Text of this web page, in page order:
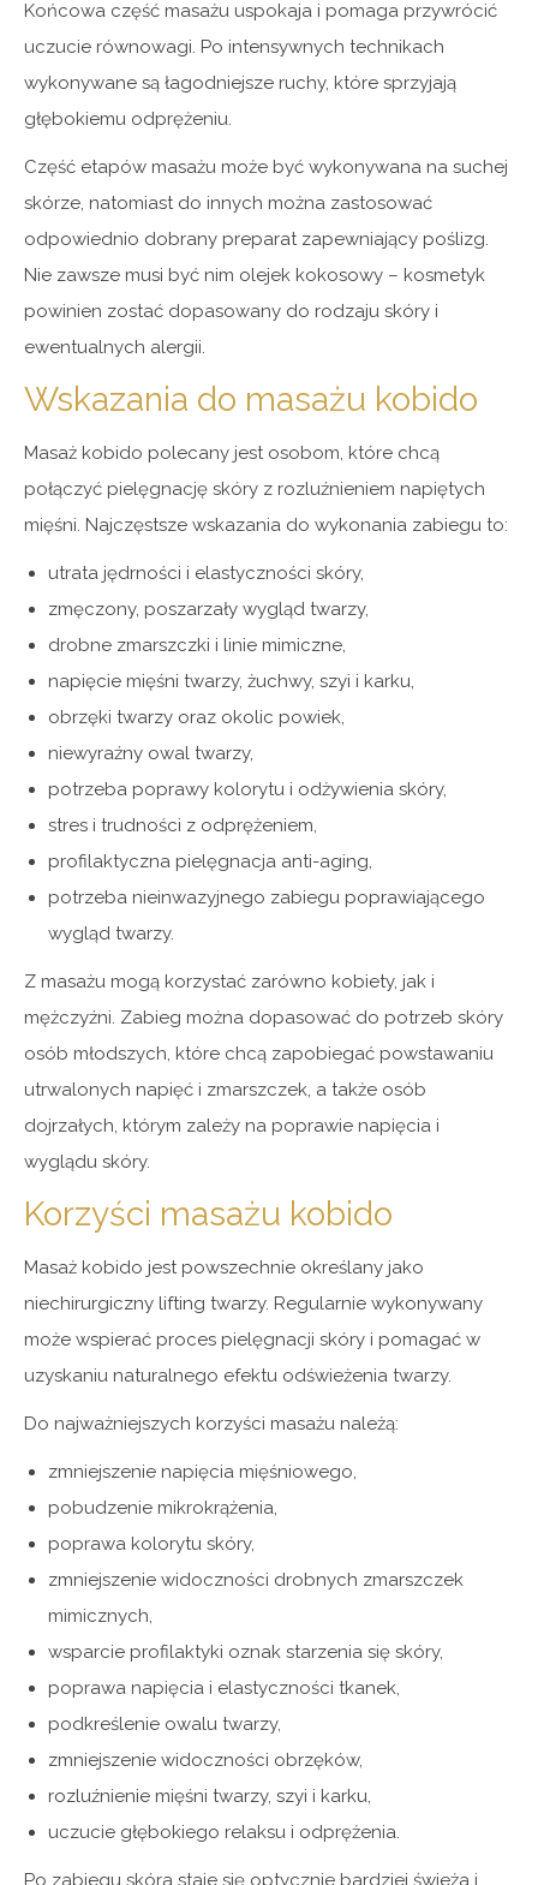
Końcowa część masażu uspokaja i pomaga przywrócić
uczucie równowagi. Po intensywnych technikach
wykonywane są łagodniejsze ruchy, które sprzyjają
głębokiemu odprężeniu.
Część etapów masażu może być wykonywana na suchej
skórze, natomiast do innych można zastosować
odpowiednio dobrany preparat zapewniający poślizg.
Nie zawsze musi być nim olejek kokosowy – kosmetyk
powinien zostać dopasowany do rodzaju skóry i
ewentualnych alergii.
Wskazania do masażu kobido
Masaż kobido polecany jest osobom, które chcą
połączyć pielęgnację skóry z rozluźnieniem napiętych
mięśni. Najczęstsze wskazania do wykonania zabiegu to:
utrata jędrności i elastyczności skóry,
zmęczony, poszarzały wygląd twarzy,
drobne zmarszczki i linie mimiczne,
napięcie mięśni twarzy, żuchwy, szyi i karku,
obrzęki twarzy oraz okolic powiek,
niewyraźny owal twarzy,
potrzeba poprawy kolorytu i odżywienia skóry,
stres i trudności z odprężeniem,
profilaktyczna pielęgnacja anti-aging,
potrzeba nieinwazyjnego zabiegu poprawiającego
wygląd twarzy.
Z masażu mogą korzystać zarówno kobiety, jak i
mężczyźni. Zabieg można dopasować do potrzeb skóry
osób młodszych, które chcą zapobiegać powstawaniu
utrwalonych napięć i zmarszczek, a także osób
dojrzałych, którym zależy na poprawie napięcia i
wyglądu skóry.
Korzyści masażu kobido
Masaż kobido jest powszechnie określany jako
niechirurgiczny lifting twarzy. Regularnie wykonywany
może wspierać proces pielęgnacji skóry i pomagać w
uzyskaniu naturalnego efektu odświeżenia twarzy.
Do najważniejszych korzyści masażu należą:
zmniejszenie napięcia mięśniowego,
pobudzenie mikrokrążenia,
poprawa kolorytu skóry,
zmniejszenie widoczności drobnych zmarszczek
mimicznych,
wsparcie profilaktyki oznak starzenia się skóry,
poprawa napięcia i elastyczności tkanek,
podkreślenie owalu twarzy,
zmniejszenie widoczności obrzęków,
rozluźnienie mięśni twarzy, szyi i karku,
uczucie głębokiego relaksu i odprężenia.